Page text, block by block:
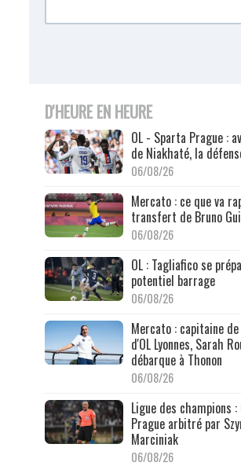
D'HEURE EN HEURE
OL - Sparta Prague :
de Niakhaté, la
06/08/26
Mercato : ce que va
transfert de Bruno
06/08/26
OL : Tagliafico se
potentiel barrage
06/08/26
Mercato : capitaine
d'OL Lyonnes, Sarah
débarque à Thonon
06/08/26
Ligue des champions
Prague arbitré par
Marciniak
06/08/26